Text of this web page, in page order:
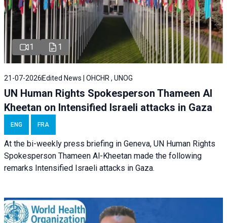
1 1
21-07-2026 Edited News | OHCHR , UNOG
UN Human Rights Spokesperson Thameen Al
Kheetan on Intensified Israeli attacks in Gaza
ENG FRA
At the bi-weekly press briefing in Geneva, UN Human Rights
Spokesperson Thameen Al-Kheetan made the following
remarks Intensified Israeli attacks in Gaza.